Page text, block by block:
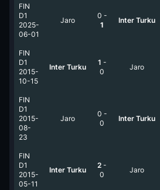
FIN
D1
2025-
06-01
Jaro
0 -
1
Inter Turku
FIN
D1
2015-
10-15
Inter Turku
1 -
0
Jaro
FIN
D1
2015-
08-
23
Jaro
0 -
0
Inter Turku
FIN
D1
2015-
05-11
Inter Turku
2 -
0
Jaro